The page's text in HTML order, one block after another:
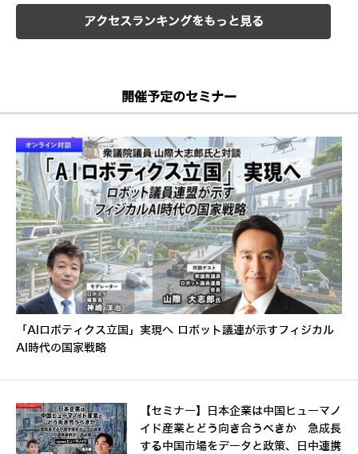
アクセスランキングをもっと見る
開催予定のセミナー
「AIロボティクス立国」実現へ ロボット議連が示すフィジカル
AI時代の国家戦略
【セミナー】日本企業は中国ヒューマノ
イド産業とどう向き合うべきか 急成長
する中国市場をデータと政策、日中連携